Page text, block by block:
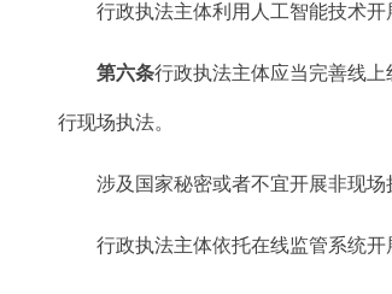
行政执法主体利用人工智能技术开
第六条行政执法主体应当完善线
行现场执法。
涉及国家秘密或者不宜开展非现场
行政执法主体依托在线监管系统开